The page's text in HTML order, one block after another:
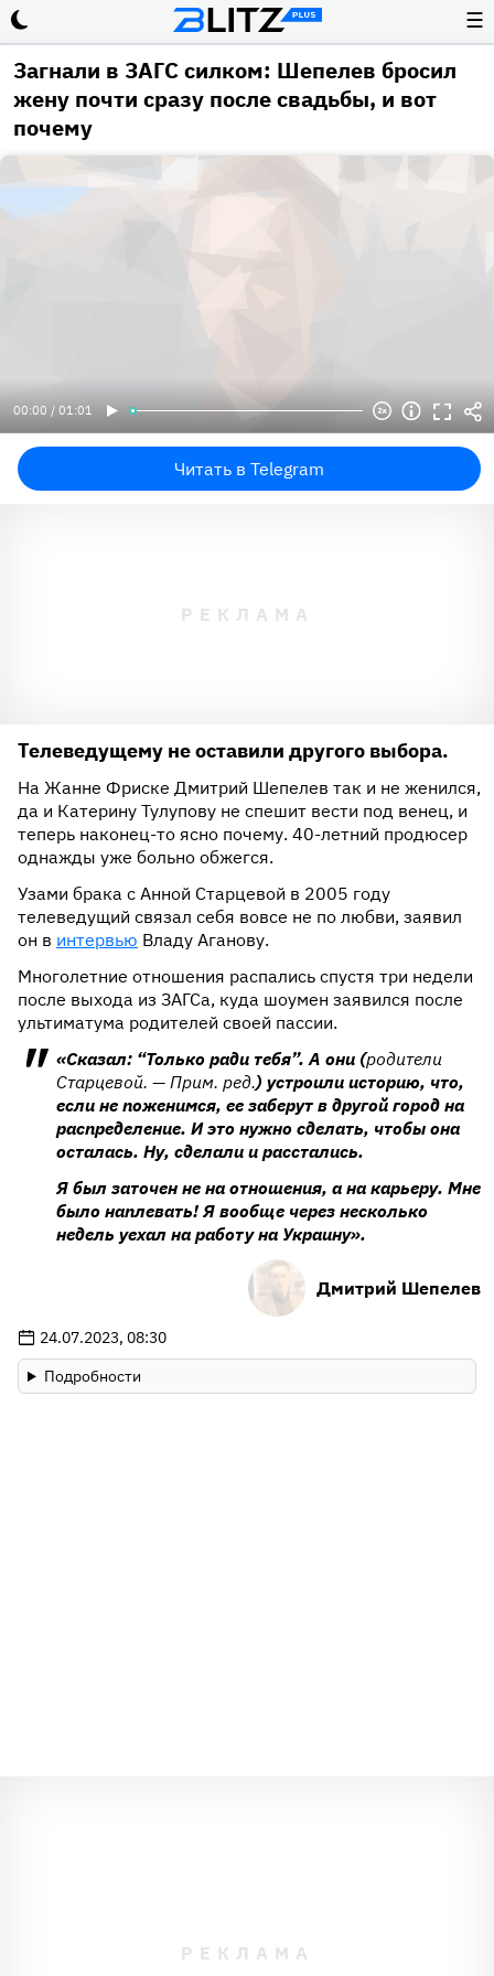
☰
Загнали в ЗАГС силком: Шепелев бросил
жену почти сразу после свадьбы, и вот
почему
00:00 / 01:01
Читать в Telegram
Телеведущему не оставили другого выбора.
На Жанне Фриске Дмитрий Шепелев так и не женился,
да и Катерину Тулупову не спешит вести под венец, и
теперь наконец-то ясно почему. 40-летний продюсер
однажды уже больно обжегся.
Узами брака с Анной Старцевой в 2005 году
телеведущий связал себя вовсе не по любви, заявил
он в интервью Владу Аганову.
Многолетние отношения распались спустя три недели
после выхода из ЗАГСа, куда шоумен заявился после
ультиматума родителей своей пассии.
«Сказал: “Только ради тебя”. А они (родители
Старцевой. — Прим. ред.) устроили историю, что,
если не поженимся, ее заберут в другой город на
распределение. И это нужно сделать, чтобы она
осталась. Ну, сделали и расстались.
Я был заточен не на отношения, а на карьеру. Мне
было наплевать! Я вообще через несколько
недель уехал на работу на Украину».
Дмитрий Шепелев
24.07.2023, 08:30
Подробности